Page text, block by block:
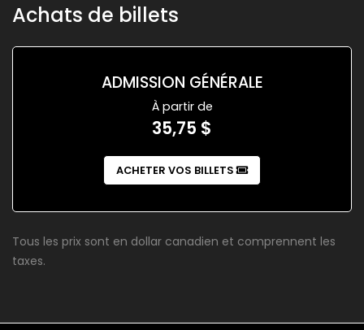
Achats de billets
ADMISSION GÉNÉRALE
À partir de
35,75 $
ACHETER VOS BILLETS
Tous les prix sont en dollar canadien et comprennent les
taxes.